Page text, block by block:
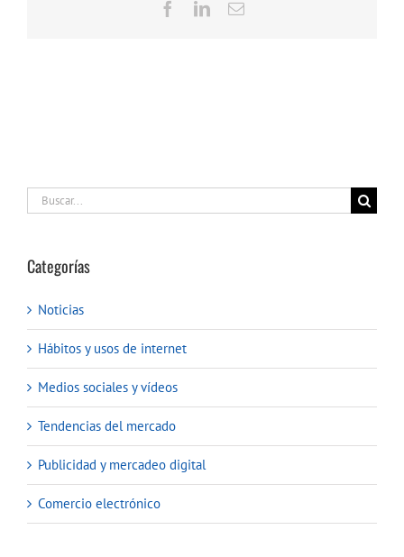
Facebook
LinkedInCorreo
Buscar:
Categorías
Noticias
Hábitos y usos de internet
Medios sociales y vídeos
Tendencias del mercado
Publicidad y mercadeo digital
Comercio electrónico